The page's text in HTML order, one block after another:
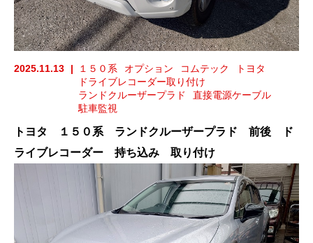
2025.11.13 １５０系 オプション コムテック
トヨタ
ドライブレコーダー取り付け
ランドクルーザープラド
直接電源ケーブル
駐車監視
トヨタ １５０系 ランドクルーザープラド 前後 ド
ライブレコーダー 持ち込み 取り付け